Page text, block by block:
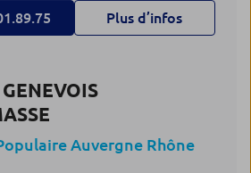
Plus d’infos
Auvergne Rhône